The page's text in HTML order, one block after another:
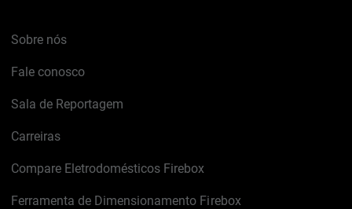
Sobre nós
Fale conosco
Sala de Reportagem
Carreiras
Compare Eletrodomésticos Firebox
Ferramenta de Dimensionamento Firebox